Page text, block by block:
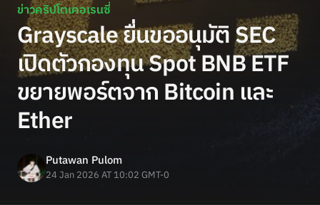
ข่าวคริปโตเคอเรนซี่
Grayscale ยื่นขออนุมัติ SEC
เปิดตัวกองทุน Spot BNB ETF
ขยายพอร์ตจาก Bitcoin และ
Ether
Putawan Pulom
24 Jan 2026 AT 10:02 GMT-0